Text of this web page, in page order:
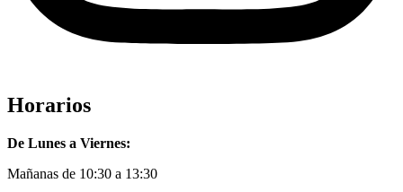
Horarios
De Lunes a Viernes:
Mañanas de 10:30 a 13:30